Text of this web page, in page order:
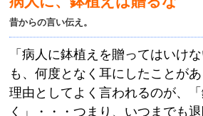
昔からの言い伝え。
「病人に鉢植えを贈ってはいけ
も、何度となく耳にしたことが
理由としてよく言われるのが、
く」・・・つまり、いつまでも